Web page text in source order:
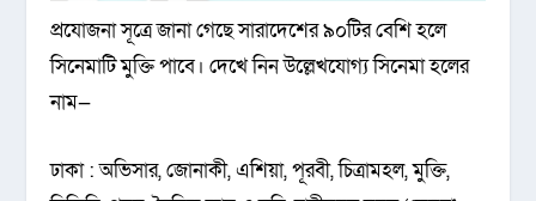
প্রযোজনা সূত্রে জানা গেছে সারাদেশের ৯০টির বেশি হলে
সিনেমাটি মুক্তি পাবে। দেখে নিন উল্লেখযোগ্য সিনেমা হলের
নাম—
ঢাকা : অভিসার, জোনাকী, এশিয়া, পূরবী, চিত্রামহল, মুক্তি,